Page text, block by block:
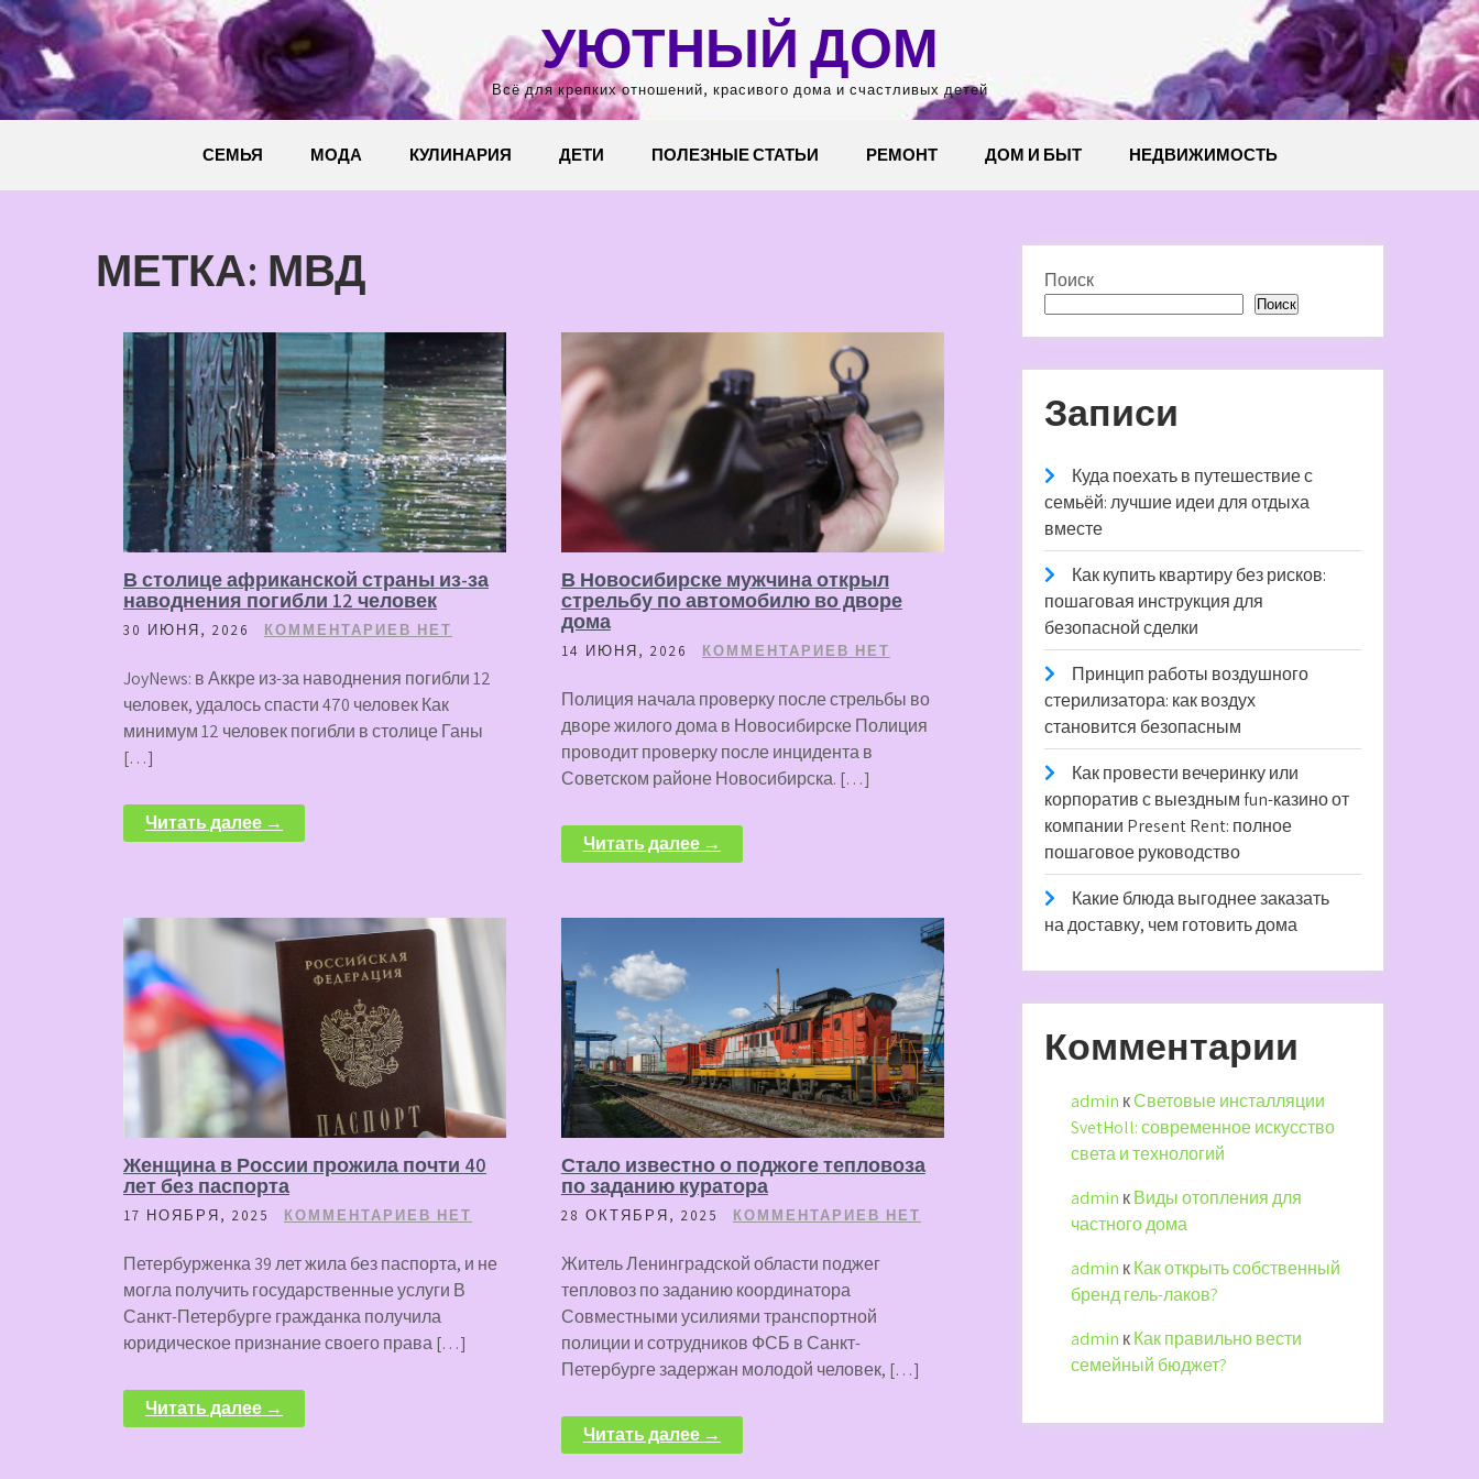
Перейти
содержимому
УЮТНЫЙ ДОМ
Всё для крепких отношений, красивого дома и счастливых детей
СЕМЬЯ МОДА КУЛИНАРИЯ ДЕТИ ПОЛЕЗНЫЕ СТАТЬИ РЕМОНТ ДОМ И БЫТ НЕДВИЖИМОСТЬ
МЕТКА: МВД
В столице африканской страны из-за
наводнения погибли 12 человек
30 ИЮНЯ, 2026 КОММЕНТАРИЕВ НЕТ
JoyNews: в Аккре из-за наводнения погибли 12
человек, удалось спасти 470 человек Как
минимум 12 человек погибли в столице Ганы
[…]
Читать далее →
В Новосибирске мужчина открыл
стрельбу по автомобилю во дворе
дома
14 ИЮНЯ, 2026 КОММЕНТАРИЕВ НЕТ
Полиция начала проверку после стрельбы во
дворе жилого дома в Новосибирске Полиция
проводит проверку после инцидента в
Советском районе Новосибирска. […]
Читать далее →
Женщина в России прожила почти 40
лет без паспорта
17 НОЯБРЯ, 2025 КОММЕНТАРИЕВ НЕТ
Петербурженка 39 лет жила без паспорта, и не
могла получить государственные услуги В
Санкт-Петербурге гражданка получила
юридическое признание своего права […]
Читать далее →
Стало известно о поджоге тепловоза
по заданию куратора
28 ОКТЯБРЯ, 2025 КОММЕНТАРИЕВ НЕТ
Житель Ленинградской области поджег
тепловоз по заданию координатора
Совместными усилиями транспортной
полиции и сотрудников ФСБ в Санкт-
Петербурге задержан молодой человек, […]
Читать далее →
Поиск
Поиск
Записи
Куда поехать в путешествие с
семьёй: лучшие идеи для отдыха
вместе
Как купить квартиру без рисков:
пошаговая инструкция для
безопасной сделки
Принцип работы воздушного
стерилизатора: как воздух
становится безопасным
Как провести вечеринку или
корпоратив с выездным fun-казино от
компании Present Rent: полное
пошаговое руководство
Какие блюда выгоднее заказать
на доставку, чем готовить дома
Комментарии
admin кСветовые инсталляции
SvetHoll: современное искусство
света и технологий
admin кВиды отопления для
частного дома
admin кКак открыть собственный
бренд гель-лаков?
admin кКак правильно вести
семейный бюджет?